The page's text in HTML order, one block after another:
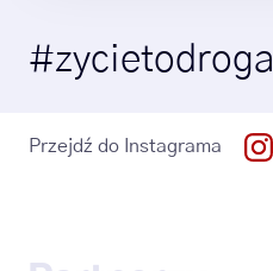
#zycietodroga
Przejdź do Instagrama